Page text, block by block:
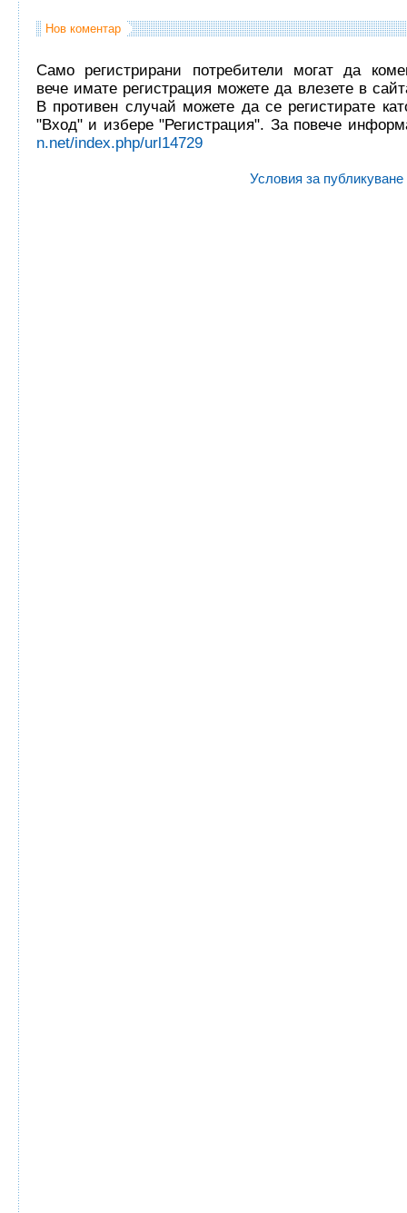
Нов коментар
Само регистрирани потребители могат да
вече имате регистрация можете да влезете в
В противен случай можете да се регистирате
"Вход" и избере "Регистрация". За повече
n.net/index.php/url14729
Условия за